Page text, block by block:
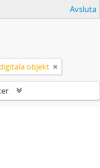
Avsluta
objekt